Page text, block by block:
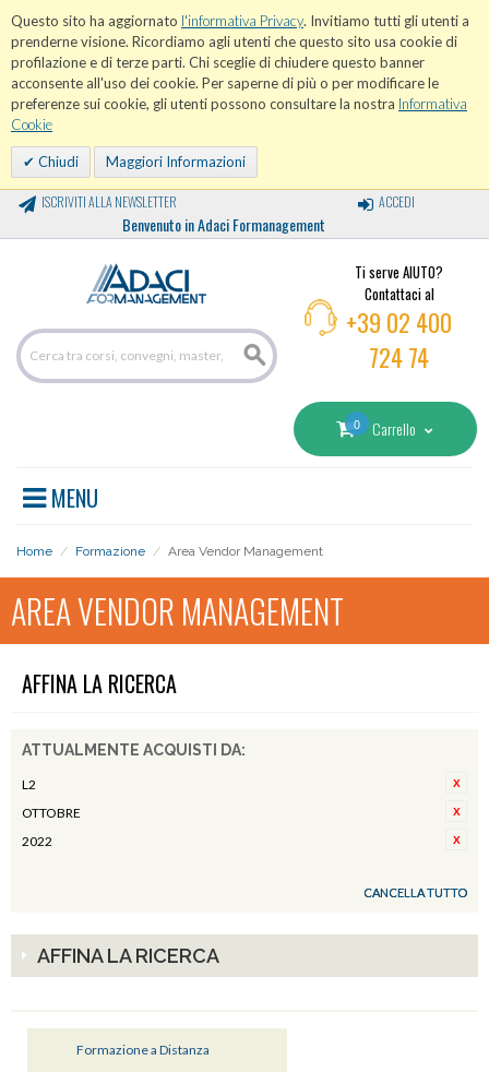
Questo sito ha aggiornato l'informativa Privacy. Invitiamo tutti gli utenti a
prenderne visione. Ricordiamo agli utenti che questo sito usa cookie di
profilazione e di terze parti. Chi sceglie di chiudere questo banner
acconsente all'uso dei cookie. Per saperne di più o per modificare le
preferenze sui cookie, gli utenti possono consultare la nostra Informativa
Cookie
Chiudi Maggiori Informazioni
ISCRIVITI ALLA NEWSLETTER
Benvenuto in Adaci Formanagement
ACCEDI
Ti serve AIUTO?
Contattaci al
+39 02 400
724 74
0 Carrello
MENU
Home / Formazione / Area Vendor Management
AREA VENDOR MANAGEMENT
AFFINA LA RICERCA
ATTUALMENTE ACQUISTI DA:
L2
OTTOBRE
2022
CANCELLA TUTTO
AFFINA LA RICERCA
Formazione a Distanza